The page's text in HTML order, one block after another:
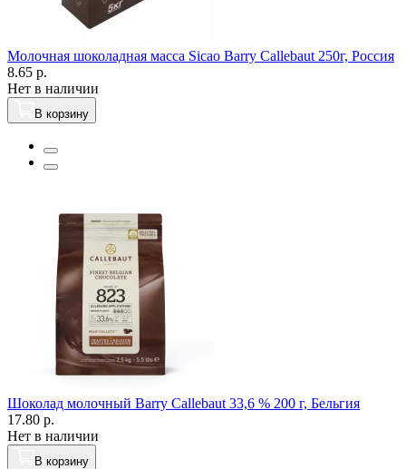
Молочная шоколадная масса Sicao Вarry Callebaut 250г, Россия
8.65 р.
Нет в наличии
В корзину
Шоколад молочный Вarry Callebaut 33,6 % 200 г, Бельгия
17.80 р.
Нет в наличии
В корзину